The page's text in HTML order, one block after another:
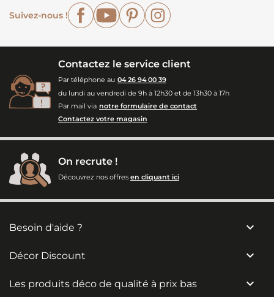
Suivez-nous !
FacebookYouTubePinterest
Contactez le service client
Par téléphone au 04 26 94 00 39
du lundi au vendredi de 9h à 12h30 et de 13h30 à 17h
Par mail via notre formulaire de contact
Contactez votre magasin
On recrute !
Découvrez nos offres en cliquant ici
Besoin d'aide ? 
Décor Discount 
Les produits déco de qualité à prix bas 